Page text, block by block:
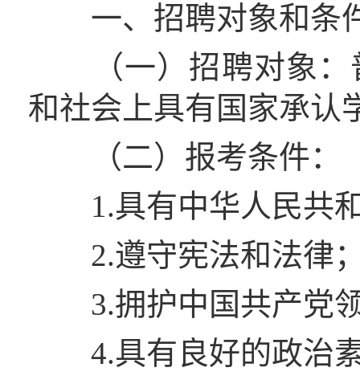
一、招聘对象和条
（一）招聘对象：
和社会上具有国家承认
（二）报考条件：
1.具有中华人民共
2.遵守宪法和法律
3.拥护中国共产党领
4.具有良好的政治素